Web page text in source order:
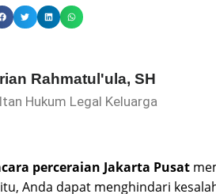
Rahmatul'ula, SH
Hukum Legal Keluarga
perceraian Jakarta Pusat
Anda dapat menghindari